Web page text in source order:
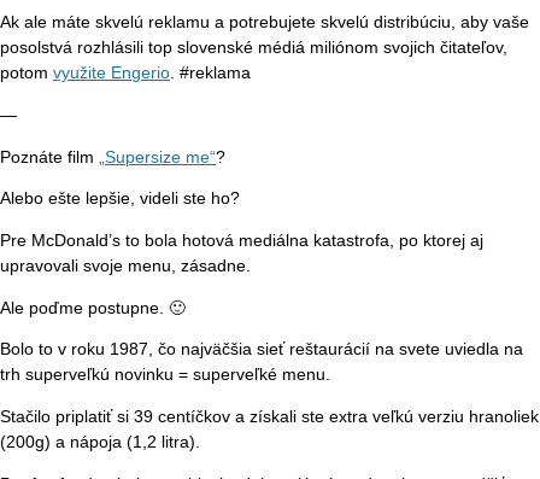
Ak ale máte skvelú reklamu a potrebujete skvelú distribúciu, aby vaše
posolstvá rozhlásili top slovenské médiá miliónom svojich čitateľov,
potom využite Engerio. #reklama
—
Poznáte film „Supersize me“?
Alebo ešte lepšie, videli ste ho?
Pre McDonald’s to bola hotová mediálna katastrofa, po ktorej aj
upravovali svoje menu, zásadne.
Ale poďme postupne. 🙂
Bolo to v roku 1987, čo najväčšia sieť reštaurácií na svete uviedla na
trh superveľkú novinku = superveľké menu.
Stačilo priplatiť si 39 centíčkov a získali ste extra veľkú verziu hranoliek
(200g) a nápoja (1,2 litra).